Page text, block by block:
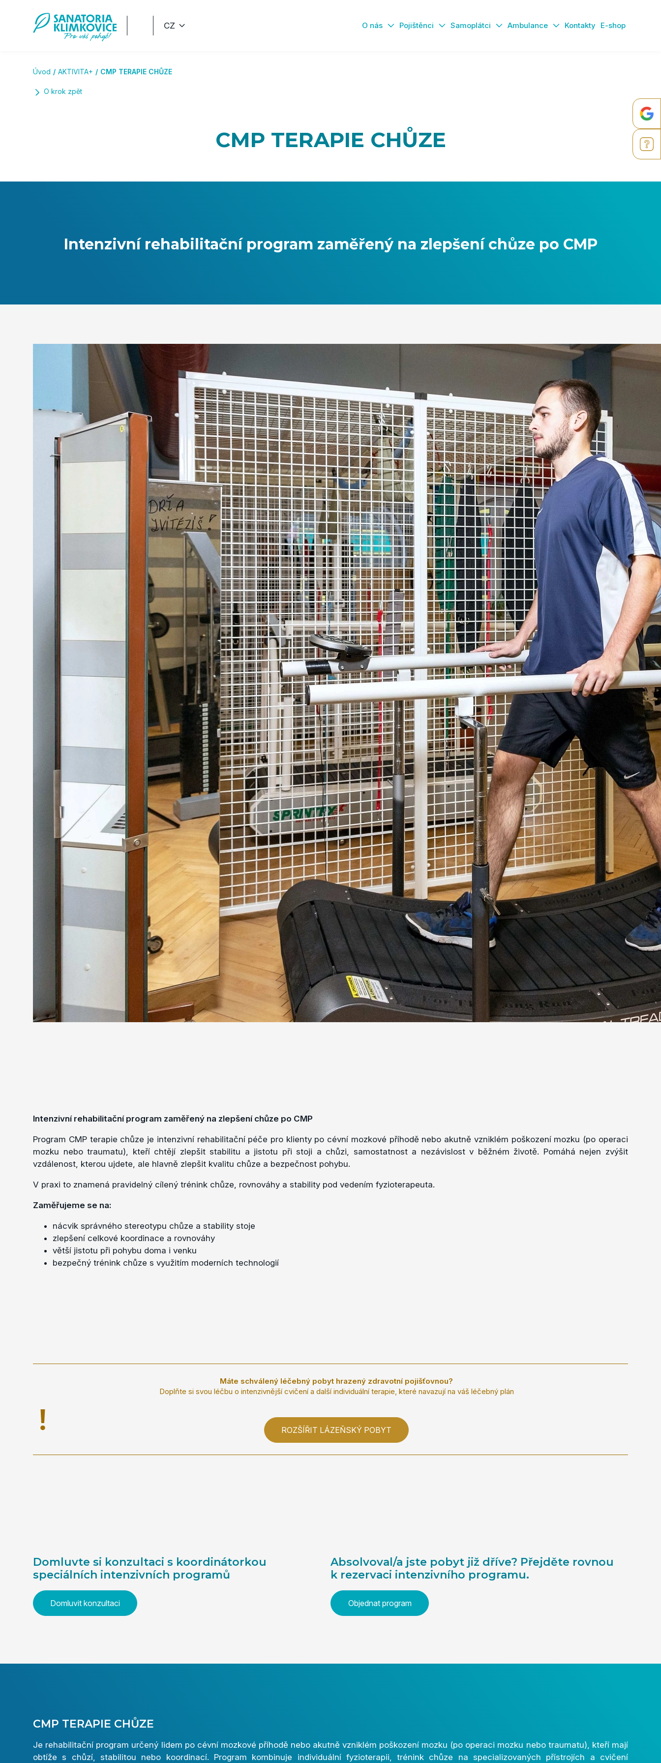
CZ O nás Pojištěnci Samoplátci Ambulance Kontakty E-shop
Úvod AKTIVITA+ CMP TERAPIE CHŮZE
O krok zpět
CMP TERAPIE CHŮZE
Intenzivní rehabilitační program zaměřený na zlepšení chůze po CMP
Intenzivní rehabilitační program zaměřený na zlepšení chůze po CMP
Program CMP terapie chůze je intenzivní rehabilitační péče pro klienty po cévní mozkové příhodě nebo akutně vzniklém poškození mozku (po operaci
mozku nebo traumatu), kteří chtějí zlepšit stabilitu a jistotu při stoji a chůzi, samostatnost a nezávislost v běžném životě. Pomáhá nejen zvýšit
vzdálenost, kterou ujdete, ale hlavně zlepšit kvalitu chůze a bezpečnost pohybu.
V praxi to znamená pravidelný cílený trénink chůze, rovnováhy a stability pod vedením fyzioterapeuta.
Zaměřujeme se na:
nácvik správného stereotypu chůze a stability stoje
zlepšení celkové koordinace a rovnováhy
větší jistotu při pohybu doma i venku
bezpečný trénink chůze s využitím moderních technologií
Máte schválený léčebný pobyt hrazený zdravotní pojišťovnou?
Doplňte si svou léčbu o intenzivnější cvičení a další individuální terapie, které navazují na váš léčebný plán
ROZŠÍŘIT LÁZEŇSKÝ POBYT
Domluvte si konzultaci s koordinátorkou
speciálních intenzivních programů
Domluvit konzultaci
Absolvoval/a jste pobyt již dříve? Přejděte rovnou
k rezervaci intenzivního programu.
Objednat program
CMP TERAPIE CHŮZE
Je rehabilitační program určený lidem po cévní mozkové příhodě nebo akutně vzniklém poškození mozku (po operaci mozku nebo traumatu), kteří mají
obtíže s chůzí, stabilitou nebo koordinací. Program kombinuje individuální fyzioterapii, trénink chůze na specializovaných přístrojích a cvičení